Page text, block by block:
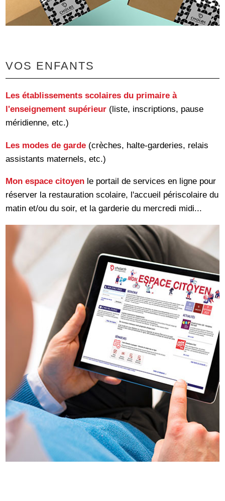
VOS ENFANTS
Les établissements scolaires du primaire à
l'enseignement supérieur (liste, inscriptions, pause
méridienne, etc.)
Les modes de garde (crèches, halte-garderies, relais
assistants maternels, etc.)
Mon espace citoyen le portail de services en ligne pour
réserver la restauration scolaire, l'accueil périscolaire du
matin et/ou du soir, et la garderie du mercredi midi...